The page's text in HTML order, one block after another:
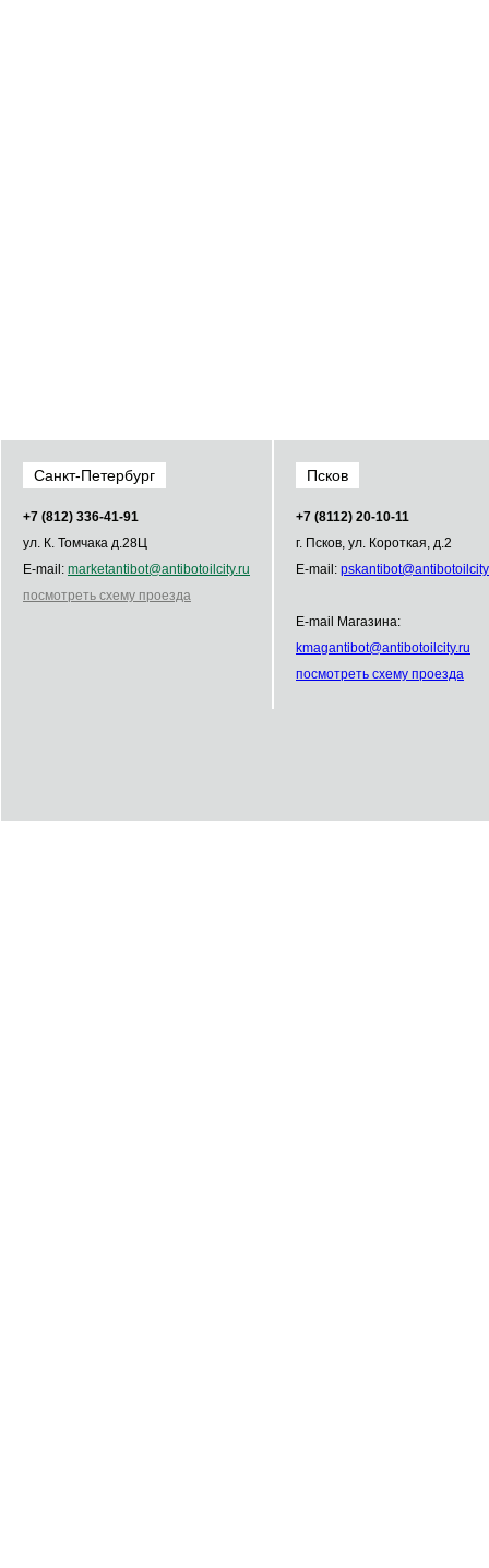
Санкт-Петербург
+7 (812) 336­-41­-91
ул. К. Томчака д.28Ц
E-mail: marketantibot@antibotoilcity.ru
посмотреть схему проезда
Псков
+7 (8112) 20-10-11
г. Псков, ул. Короткая, д.2
E-mail: pskantibot@antibot
E-mail Магазина:
kmagantibot@antibotoilcity.ru
посмотреть схему проезда